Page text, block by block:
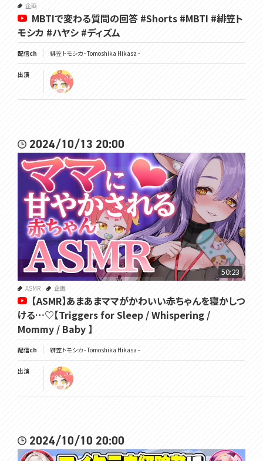
企画
MBTIで変わる質問の回答 #Shorts #MBTI #緋笠ト
モシカ #ハヤシ #ディズム
配信ch 緋笠トモシカ - Tomoshika Hikasa -
出演
2024/10/13 20:00
50:23
ASMR 企画
【ASMR】あまあまママがかわいい赤ちゃんを寝かしつ
ける…♡【Triggers for Sleep / Whispering /
Mommy / Baby 】
配信ch 緋笠トモシカ - Tomoshika Hikasa -
出演
2024/10/10 20:00